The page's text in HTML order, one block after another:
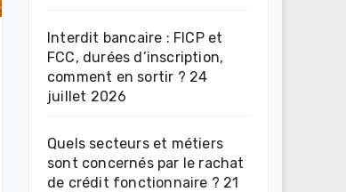
Interdit bancaire : FICP et
FCC, durées d’inscription,
comment en sortir ? 24
juillet 2026
Quels secteurs et métiers
sont concernés par le rachat
de crédit fonctionnaire ? 21